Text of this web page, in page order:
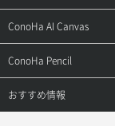
お問い合わせ
お乗り換えガイド
よくある質問
APIドキュメントVPS2.0
APIドキュメントVPS3.0
ご利用ガイド
APIドキュメントVPS2.0
APIドキュメントVPS3.0
サポートトップ
ご利用ガイド
ConoHa AI Canvas
サポートトップ
ご利用ガイド
ConoHa Pencil
サポートトップ
おすすめ情報